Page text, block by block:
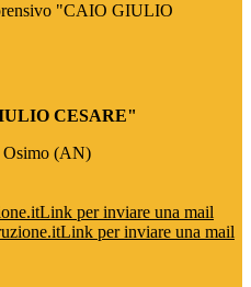
"CAIO GIULIO
CESARE"
Osimo (AN)
Link per inviare una mail
Link per inviare una mail